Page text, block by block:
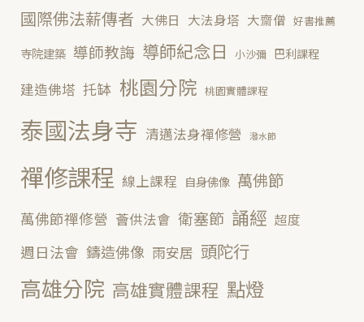
國際佛法薪傳者 大佛日 大法身塔 大齋僧 好書推薦
寺院建築 導師教誨 導師紀念日 小沙彌 巴利課程
建造佛塔 托缽 桃園分院 桃園實體課程
泰國法身寺 清邁法身禪修營 潑水節
禪修課程 線上課程 自身佛像 萬佛節
萬佛節禪修營 薈供法會 衛塞節 誦經 超度
週日法會 鑄造佛像 雨安居 頭陀行
高雄分院 高雄實體課程 點燈